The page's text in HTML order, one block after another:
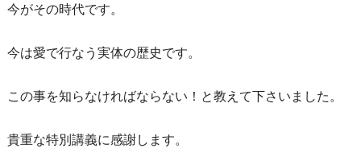
今がその時代です。
今は愛で行なう実体の歴史です。
この事を知らなければならない！と教えて下さいました。
貴重な特別講義に感謝します。